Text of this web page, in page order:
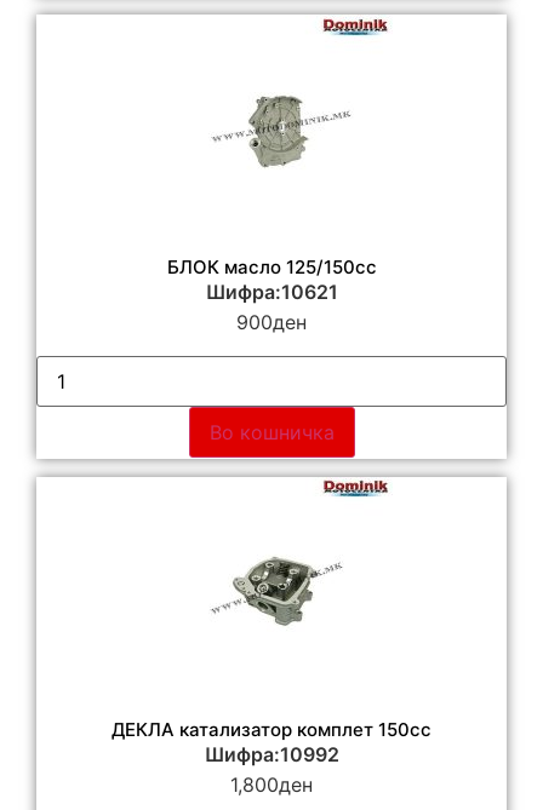
БЛОК масло 125/150cc
Шифра:10621
900ден
Во кошничка
ДЕКЛА катализатор комплет 150cc
Шифра:10992
1,800ден